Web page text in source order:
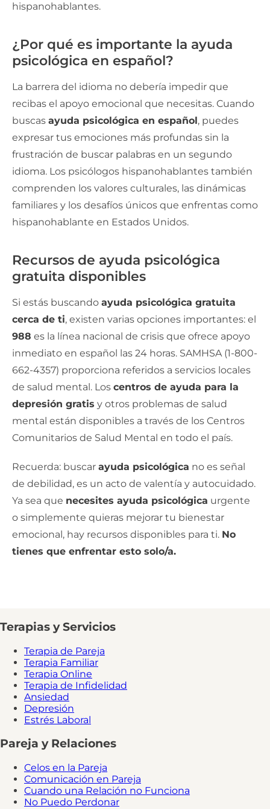
hispanohablantes.
¿Por qué es importante la ayuda
psicológica en español?
La barrera del idioma no debería impedir que
recibas el apoyo emocional que necesitas. Cuando
buscas ayuda psicológica en español , puedes
expresar tus emociones más profundas sin la
frustración de buscar palabras en un segundo
idioma. Los psicólogos hispanohablantes también
comprenden los valores culturales, las dinámicas
familiares y los desafíos únicos que enfrentas como
hispanohablante en Estados Unidos.
Recursos de ayuda psicológica
gratuita disponibles
Si estás buscando ayuda psicológica gratuita
cerca de ti, existen varias opciones importantes: el
988 es la línea nacional de crisis que ofrece apoyo
inmediato en español las 24 horas. SAMHSA (1-800-
662-4357) proporciona referidos a servicios locales
de salud mental. Los centros de ayuda para la
depresión gratis y otros problemas de salud
mental están disponibles a través de los Centros
Comunitarios de Salud Mental en todo el país.
Recuerda: buscar ayuda psicológica no es señal
de debilidad, es un acto de valentía y autocuidado.
Ya sea que necesites ayuda psicológica urgente
o simplemente quieras mejorar tu bienestar
emocional, hay recursos disponibles para ti. No
tienes que enfrentar esto solo/a.
Terapias y Servicios
Terapia de Pareja
Terapia Familiar
Terapia Online
Terapia de Infidelidad
Ansiedad
Depresión
Estrés Laboral
Pareja y Relaciones
Celos en la Pareja
Comunicación en Pareja
Cuando una Relación no Funciona
No Puedo Perdonar